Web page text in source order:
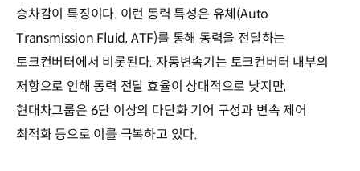
승차감이 특징이다. 이런 동력 특성은 유체(Auto
Transmission Fluid, ATF)를 통해 동력을 전달하는
토크컨버터에서 비롯된다. 자동변속기는 토크컨버터 내부의
저항으로 인해 동력 전달 효율이 상대적으로 낮지만,
현대차그룹은 6단 이상의 다단화 기어 구성과 변속 제어
최적화 등으로 이를 극복하고 있다.